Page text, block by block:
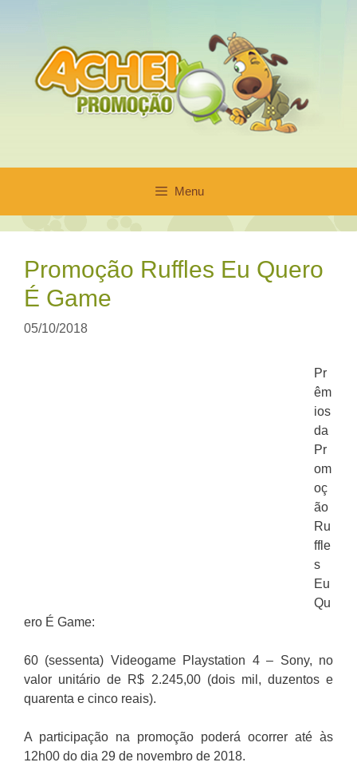
conteúdo
Menu
Promoção Ruffles Eu Quero
É Game
05/10/2018
Pr
êm
ios
da
Pr
om
oç
ão
Ru
ffle
s
Eu
Qu
ero É Game:
60 (sessenta) Videogame Playstation 4 – Sony, no
valor unitário de R$ 2.245,00 (dois mil, duzentos e
quarenta e cinco reais).
A participação na promoção poderá ocorrer até às
12h00 do dia 29 de novembro de 2018.